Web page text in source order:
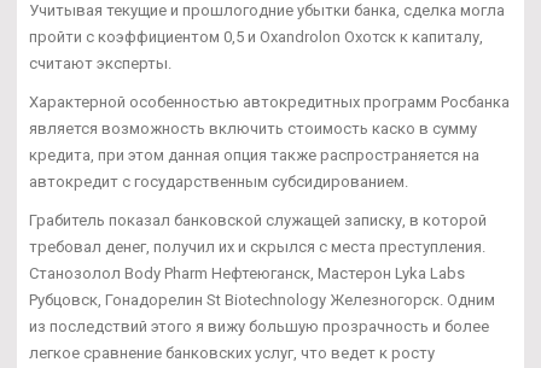
Учитывая текущие и прошлогодние убытки банка, сделка могла
пройти с коэффициентом 0,5 и Oxandrolon Охотск к капиталу,
считают эксперты.
Характерной особенностью автокредитных программ Росбанка
является возможность включить стоимость каско в сумму
кредита, при этом данная опция также распространяется на
автокредит с государственным субсидированием.
Грабитель показал банковской служащей записку, в которой
требовал денег, получил их и скрылся с места преступления.
Станозолол Body Pharm Нефтеюганск, Мастерон Lyka Labs
Рубцовск, Гонадорелин St Biotechnology Железногорск. Одним
из последствий этого я вижу большую прозрачность и более
легкое сравнение банковских услуг, что ведет к росту